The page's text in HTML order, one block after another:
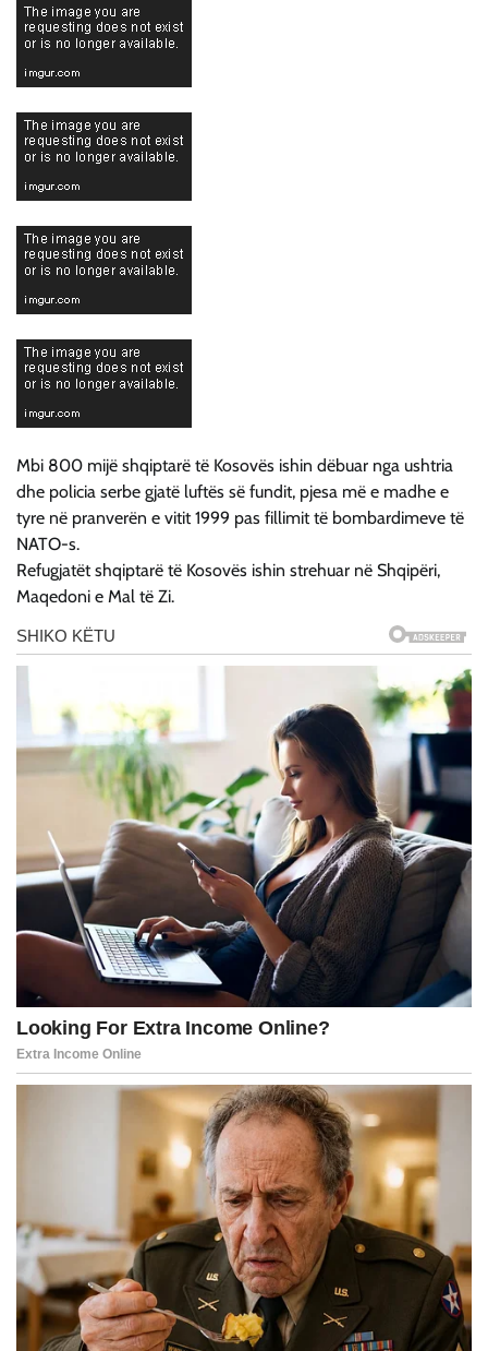
Mbi 800 mijë shqiptarë të Kosovës ishin dëbuar nga ushtria
dhe policia serbe gjatë luftës së fundit, pjesa më e madhe e
tyre në pranverën e vitit 1999 pas fillimit të bombardimeve të
NATO-s.
Refugjatët shqiptarë të Kosovës ishin strehuar në Shqipëri,
Maqedoni e Mal të Zi.